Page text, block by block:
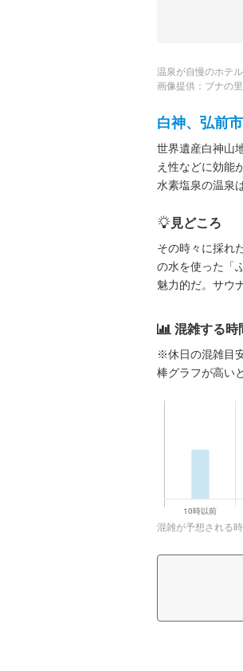
温泉が自慢のホテル
画像提供：ブナの
白神、弘前
世界遺産白神山
え性などに効能
水素塩泉の温泉
見どころ
その時々に採れ
の水を使った「
魅力的だ。サウ
混雑する時
※休日の混雑目
棒グラフが高い
混雑が予想される